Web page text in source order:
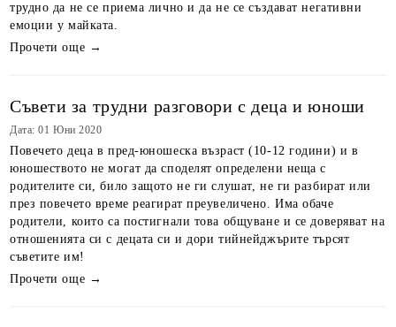
трудно да не се приема лично и да не се създават негативни
емоции у майката.
Прочети още →
Съвети за трудни разговори с деца и юноши
Дата: 01 Юни 2020
Повечето деца в пред-юношеска възраст (10-12 години) и в
юношеството не могат да споделят определени неща с
родителите си, било защото не ги слушат, не ги разбират или
през повечето време реагират преувеличено. Има обаче
родители, които са постигнали това общуване и се доверяват на
отношенията си с децата си и дори тийнейджърите търсят
съветите им!
Прочети още →